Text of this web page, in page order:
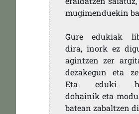
mugimenduekin
Gure edukiak
dira, inork ez
agintzen zer
dezakegun eta
Eta eduki
dohainik eta
batean zabaltzen